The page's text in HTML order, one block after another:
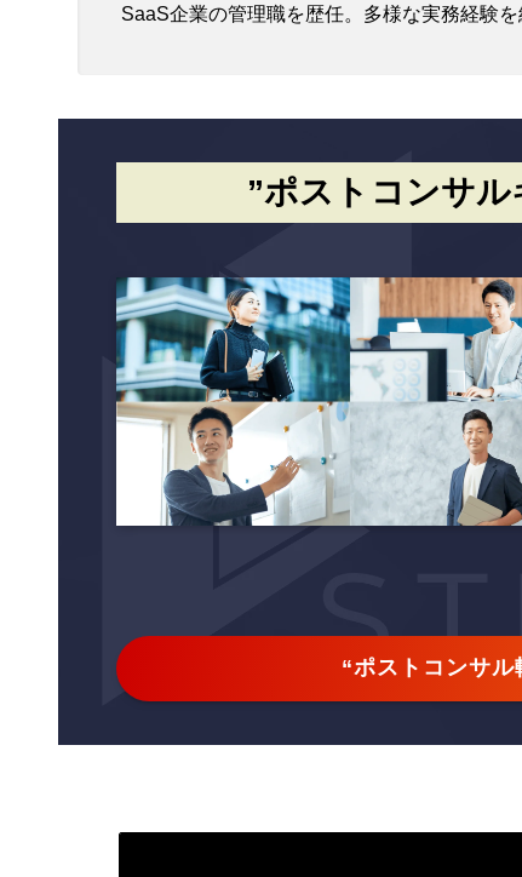
SaaS企業の管理職を歴任。多様な実務経験
”ポストコンサル
“ポストコンサル